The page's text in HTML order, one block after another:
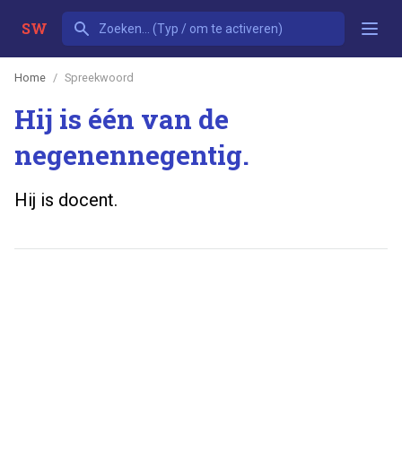
SW
Home Spreekwoord
Hij is één van de
negenennegentig.
Hij is docent.